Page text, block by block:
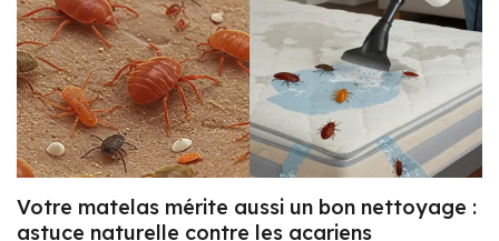
Votre matelas mérite aussi un bon nettoyage :
astuce naturelle contre les acariens